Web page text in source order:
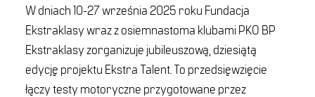
W dniach 10-27 września 2025 roku Fundacja
Ekstraklasy wraz z osiemnastoma klubami PKO BP
Ekstraklasy zorganizuje jubileuszową, dziesiątą
edycję projektu Ekstra Talent. To przedsięwzięcie
łączy testy motoryczne przygotowane przez